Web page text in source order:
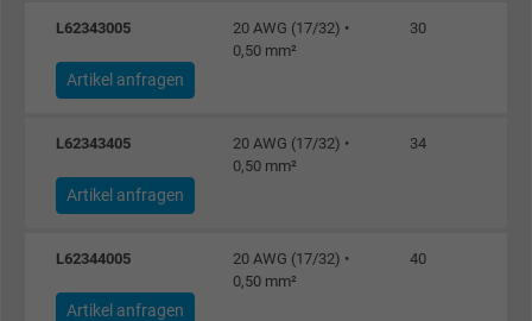
L62343005
20 AWG (17/32) •
0,50 mm²
30
Artikel anfragen
L62343405
20 AWG (17/32) •
0,50 mm²
34
Artikel anfragen
L62344005
20 AWG (17/32) •
0,50 mm²
40
Artikel anfragen